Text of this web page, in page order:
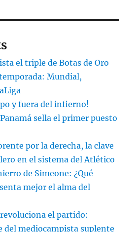
el triple de Botas de Oro
Mundial,
y fuera del infierno!
sella el primer puesto
por la derecha, la clave
en el sistema del Atlético
de Simeone: ¿Qué
mejor el alma del
el partido:
del mediocampista suplente